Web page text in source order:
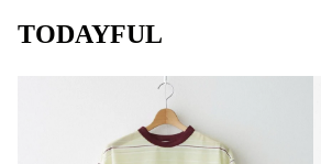
TODAYFUL